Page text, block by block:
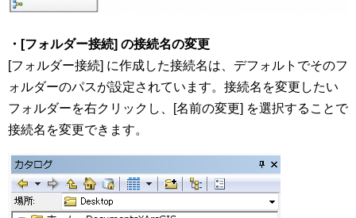
・[フォルダー接続] の接続名の変更
[フォルダー接続] に作成した接続名は、デフォルトでそのフ
ォルダーのパスが設定されています。接続名を変更したい
フォルダーを右クリックし、[名前の変更] を選択することで
接続名を変更できます。